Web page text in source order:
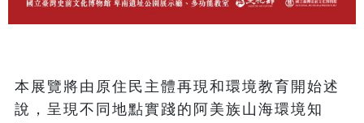
本展覽將由原住民主體再現和環境教育開始述
說，呈現不同地點實踐的阿美族山海環境知